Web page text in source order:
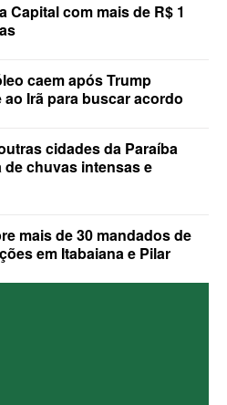
Capital com mais de R$ 1
caem após Trump
Irã para buscar acordo
cidades da Paraíba
de chuvas intensas e
mais de 30 mandados de
em Itabaiana e Pilar